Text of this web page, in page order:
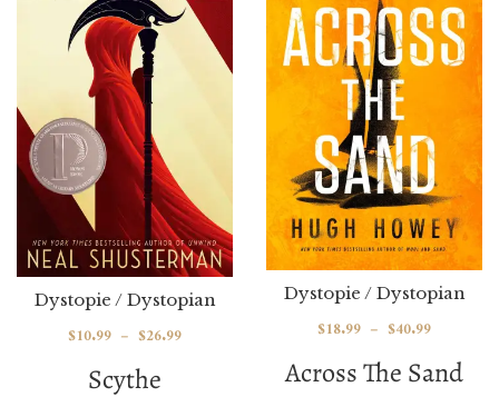
Scythe
Dystopie / Dystopian
$10.99 – $26.99
Across The Sand
Dystopie / Dystopian
$18.99 – $40.99